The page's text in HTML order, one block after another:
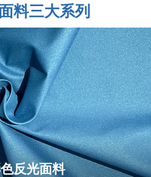
料三大系列
反光面料